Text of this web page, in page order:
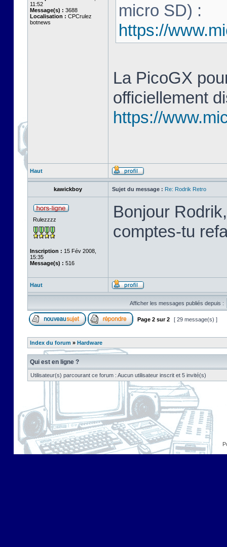
11:52
Message(s) : 3688
Localisation : CPCrulez
botnews
micro SD) :
https://
La PicoGX
officiellement
https://
Haut
kawickboy Sujet du message : Re: Rodrik Retro
Rulezzzz
Inscription : 15 Fév 2008,
15:35
Message(s) : 516
Bonjour
comptes-tu
Haut
Afficher les messages publiés depuis :
Page 2 sur2 [ 29 message(s) ]
Index du forum » Hardware
Qui est en ligne ?
Utilisateur(s) parcourant ce forum : Aucun utilisateur inscrit et 5 invité(s)